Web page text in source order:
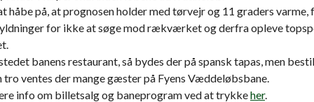
håbe på, at prognosen holder med tørvejr og 11 graders varme,
for ikke at søge mod rækværket og derfra opleve
banens restaurant, så bydes der på spansk tapas, men
ventes der mange gæster på Fyens Væddeløbsbane.
info om billetsalg og baneprogram ved at trykkeher.